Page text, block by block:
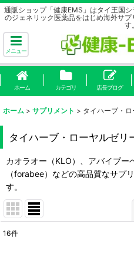
通販ショップ「健康EMS」はタイ王国
のジェネリック医薬品をはじめ海外サ
す。
メニュー
ホーム カテゴリ 店長ブログ
ホーム > サプリメント > タイハーブ・
タイハーブ・ローヤルゼリ
カオラオー（KLO）、アバイブー
（forabee）などの高品質なサプ
す。
16件